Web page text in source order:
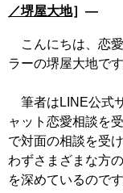
／堺屋大地］―
こんにちは、恋
ラーの堺屋大地です
筆者はLINE公式
ャット恋愛相談を
で対面の相談を受
わずさまざまな方
を深めているのです